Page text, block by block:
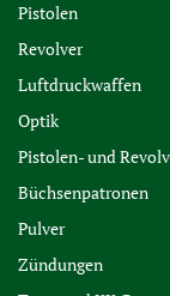
Pistolen
Revolver
Luftdruckwaffen
Optik
Pistolen- und
Büchsenpatronen
Pulver
Zündungen